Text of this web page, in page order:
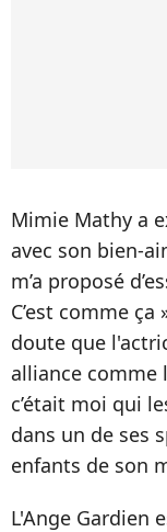
Mimie Mathy a
avec son bien-
m’a proposé
C’est comme
doute que
alliance comme
c’était moi qui
dans un de ses
enfants de son
L'Ange Gardien